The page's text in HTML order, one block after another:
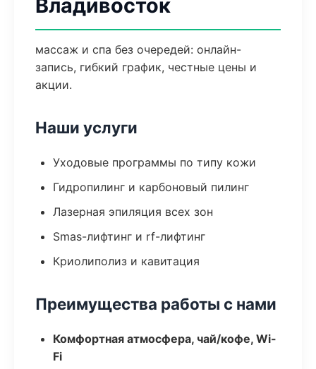
Владивосток
массаж и спа без очередей: онлайн-
запись, гибкий график, честные цены и
акции.
Наши услуги
Уходовые программы по типу кожи
Гидропилинг и карбоновый пилинг
Лазерная эпиляция всех зон
Smas-лифтинг и rf-лифтинг
Криолиполиз и кавитация
Преимущества работы с нами
Комфортная атмосфера, чай/кофе, Wi-
Fi